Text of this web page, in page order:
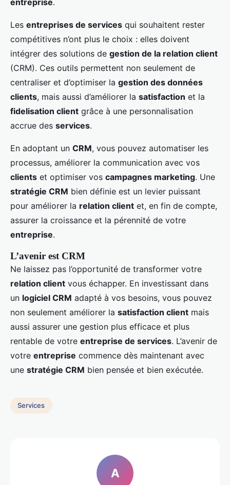
Les entreprises de services qui souhaitent rester
compétitives n’ont plus le choix : elles doivent
intégrer des solutions de gestion de la relation client
(CRM). Ces outils permettent non seulement de
centraliser et d’optimiser la gestion des données
clients, mais aussi d’améliorer la satisfaction et la
fidelisation client grâce à une personnalisation
accrue des services.
En adoptant un CRM, vous pouvez automatiser les
processus, améliorer la communication avec vos
clients et optimiser vos campagnes marketing. Une
stratégie CRM bien définie est un levier puissant
pour améliorer la relation client et, en fin de compte,
assurer la croissance et la pérennité de votre
entreprise.
L’avenir est CRM
Ne laissez pas l’opportunité de transformer votre
relation client vous échapper. En investissant dans
un logiciel CRM adapté à vos besoins, vous pouvez
non seulement améliorer la satisfaction client mais
aussi assurer une gestion plus efficace et plus
rentable de votre entreprise de services. L’avenir de
votre entreprise commence dès maintenant avec
une stratégie CRM bien pensée et bien exécutée.
Services
A